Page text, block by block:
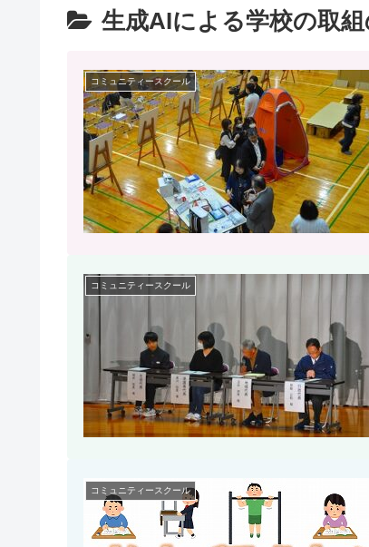
生成AIによる学校の取
コミュニティースクール
コミュニティースクール
コミュニティースクール